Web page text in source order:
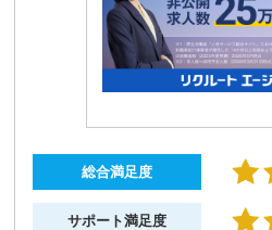
総合満足度
サポート満足度